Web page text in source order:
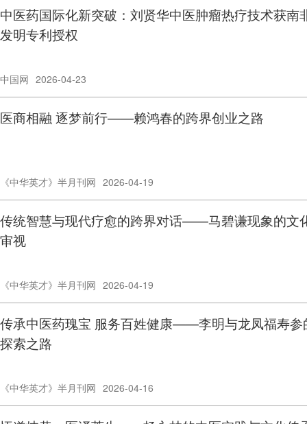
中医药国际化新突破：刘贤华中医肿瘤热疗技术获南
发明专利授权
中国网 2026-04-23
医商相融 逐梦前行——赖鸿春的跨界创业之路
《中华英才》半月刊网 2026-04-19
传统智慧与现代疗愈的跨界对话——马碧谦现象的文
审视
《中华英才》半月刊网 2026-04-19
传承中医药瑰宝 服务百姓健康——李明与龙凤福寿参
探索之路
《中华英才》半月刊网 2026-04-16